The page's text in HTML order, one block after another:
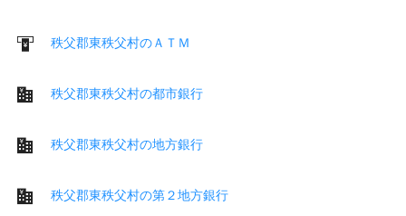
秩父郡東秩父村のＡＴＭ
秩父郡東秩父村の都市銀行
秩父郡東秩父村の地方銀行
秩父郡東秩父村の第２地方銀行